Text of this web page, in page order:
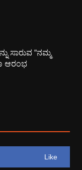
ಸಾರುವ “ನಮ್ಮ
ಆರಂಭ
Like